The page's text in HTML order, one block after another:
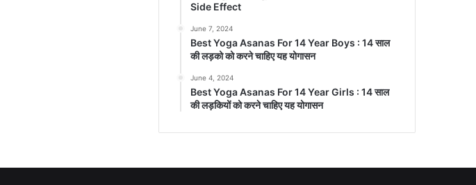
Side Effect
June 7, 2024
Best Yoga Asanas For 14 Year Boys : 14 साल
की लड़को को करने चाहिए यह योगासन
June 4, 2024
Best Yoga Asanas For 14 Year Girls : 14 साल
की लड़कियों को करने चाहिए यह योगासन